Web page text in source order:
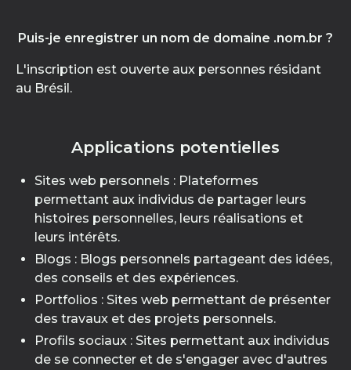
Puis-je enregistrer un nom de domaine .nom.br ?
L'inscription est ouverte aux personnes résidant
au Brésil.
Applications potentielles
Sites web personnels : Plateformes
permettant aux individus de partager leurs
histoires personnelles, leurs réalisations et
leurs intérêts.
Blogs : Blogs personnels partageant des idées,
des conseils et des expériences.
Portfolios : Sites web permettant de présenter
des travaux et des projets personnels.
Profils sociaux : Sites permettant aux individus
de se connecter et de s'engager avec d'autres